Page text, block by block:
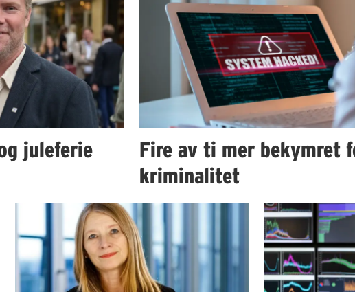
juleferie
Fire av ti mer bekymret
kriminalitet